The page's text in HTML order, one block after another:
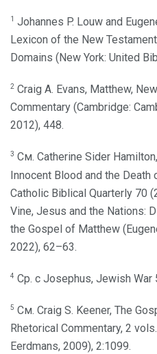
1
Johannes P. Louw and
Lexicon of the New
Domains (New York: United
2 Craig A. Evans, Matthew,
Commentary (Cambridge:
2012), 448.
3 См. Catherine Sider Hamilton,
Innocent Blood and the Death
Catholic Biblical Quarterly 70
Vine, Jesus and the Nations:
the Gospel of Matthew
2022), 62–63.
4 Ср. с Josephus, Jewish War
5 См. Craig S. Keener, The
Rhetorical Commentary, 2
Eerdmans, 2009), 2:1099.